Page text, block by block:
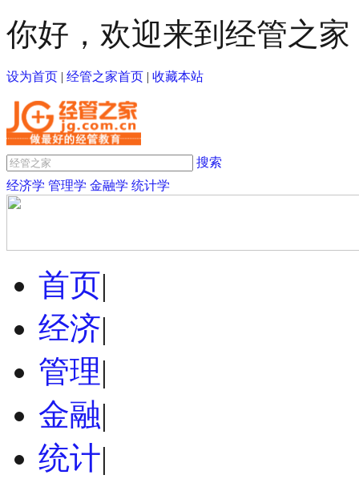
你好，欢迎来到经管之家
设为首页 | 经管之家首页 | 收藏本站
搜索
经济学 管理学 金融学 统计学
首页|
经济|
管理|
金融|
统计|